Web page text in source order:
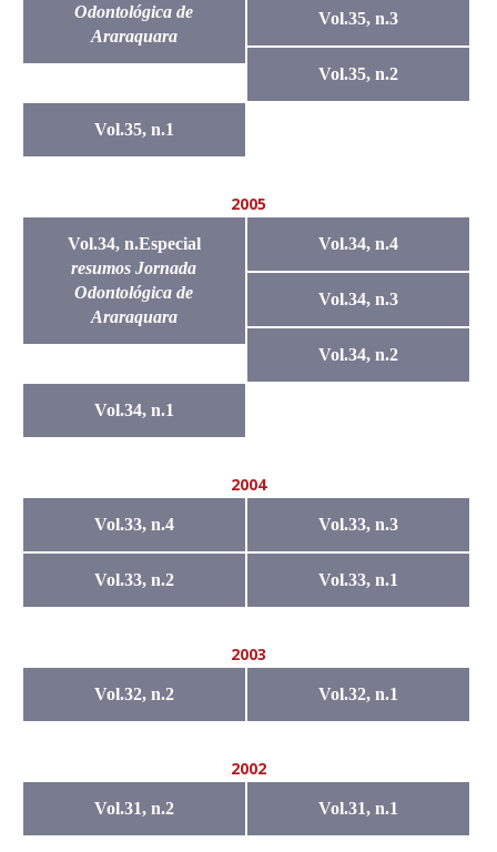
Odontológica de
Araraquara
Vol.35, n.3
Vol.35, n.2
Vol.35, n.1
2005
Vol.34, n.Especial
resumos Jornada
Odontológica de
Araraquara
Vol.34, n.4
Vol.34, n.3
Vol.34, n.2
Vol.34, n.1
2004
Vol.33, n.4 Vol.33, n.3
Vol.33, n.2 Vol.33, n.1
2003
Vol.32, n.2 Vol.32, n.1
2002
Vol.31, n.2 Vol.31, n.1